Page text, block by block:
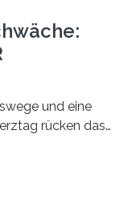
und eine
rücken das
von